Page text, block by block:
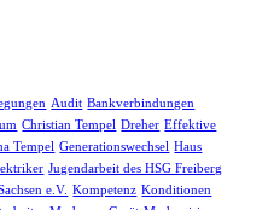
Audit Bankverbindungen
Christian Tempel Dreher Effektive
Tempel Generationswechsel Haus
Jugendarbeit des HSG Freiberg
e.V. Kompetenz Konditionen